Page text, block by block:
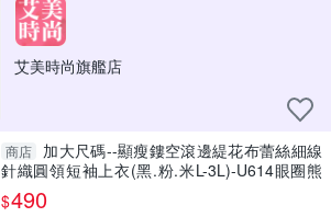
艾美時尚旗艦店
商店
加大尺碼--顯瘦鏤空滾邊緹花布蕾絲細線
針織圓領短袖上衣(黑.粉.米L-3L)-U614眼圈熊
中大尺碼
$490